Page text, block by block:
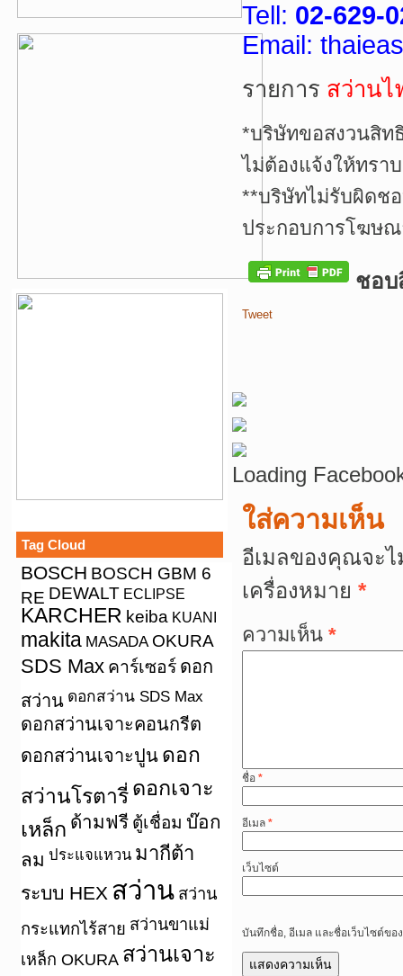
Tag Cloud
BOSCH BOSCH GBM 6
RE DEWALT ECLIPSE
KARCHER keiba KUANI
makita MASADA OKURA
SDS Max คาร์เซอร์ ดอก
สว่าน ดอกสว่าน SDS Max
ดอกสว่านเจาะคอนกรีต
ดอกสว่านเจาะปูน ดอก
สว่านโรตารี่ ดอกเจาะ
เหล็ก ด้ามฟรี ตู้เชื่อม บ๊อก
ลม ประแจแหวน มากีต้า
ระบบ HEX สว่าน สว่าน
กระแทกไร้สาย สว่านขาแม่
เหล็ก OKURA สว่านเจาะ
Tell: 02-629-
Email:
รายการ สว่านไ
*บริษัทขอสงวนสิท
ไม่ต้องแจ้งให้ทรา
**บริษัทไม่รับผิดช
ประกอบการโฆษ
ชอบ
Tweet
Loading
ใส่ความเห็น
อีเมลของคุณจะ
เครื่องหมาย *
ความเห็น *
ชื่อ *
อีเมล *
เว็บไซต์
บันทึกชื่อ, อีเมล และชื่อเว็บไซต์ขอ